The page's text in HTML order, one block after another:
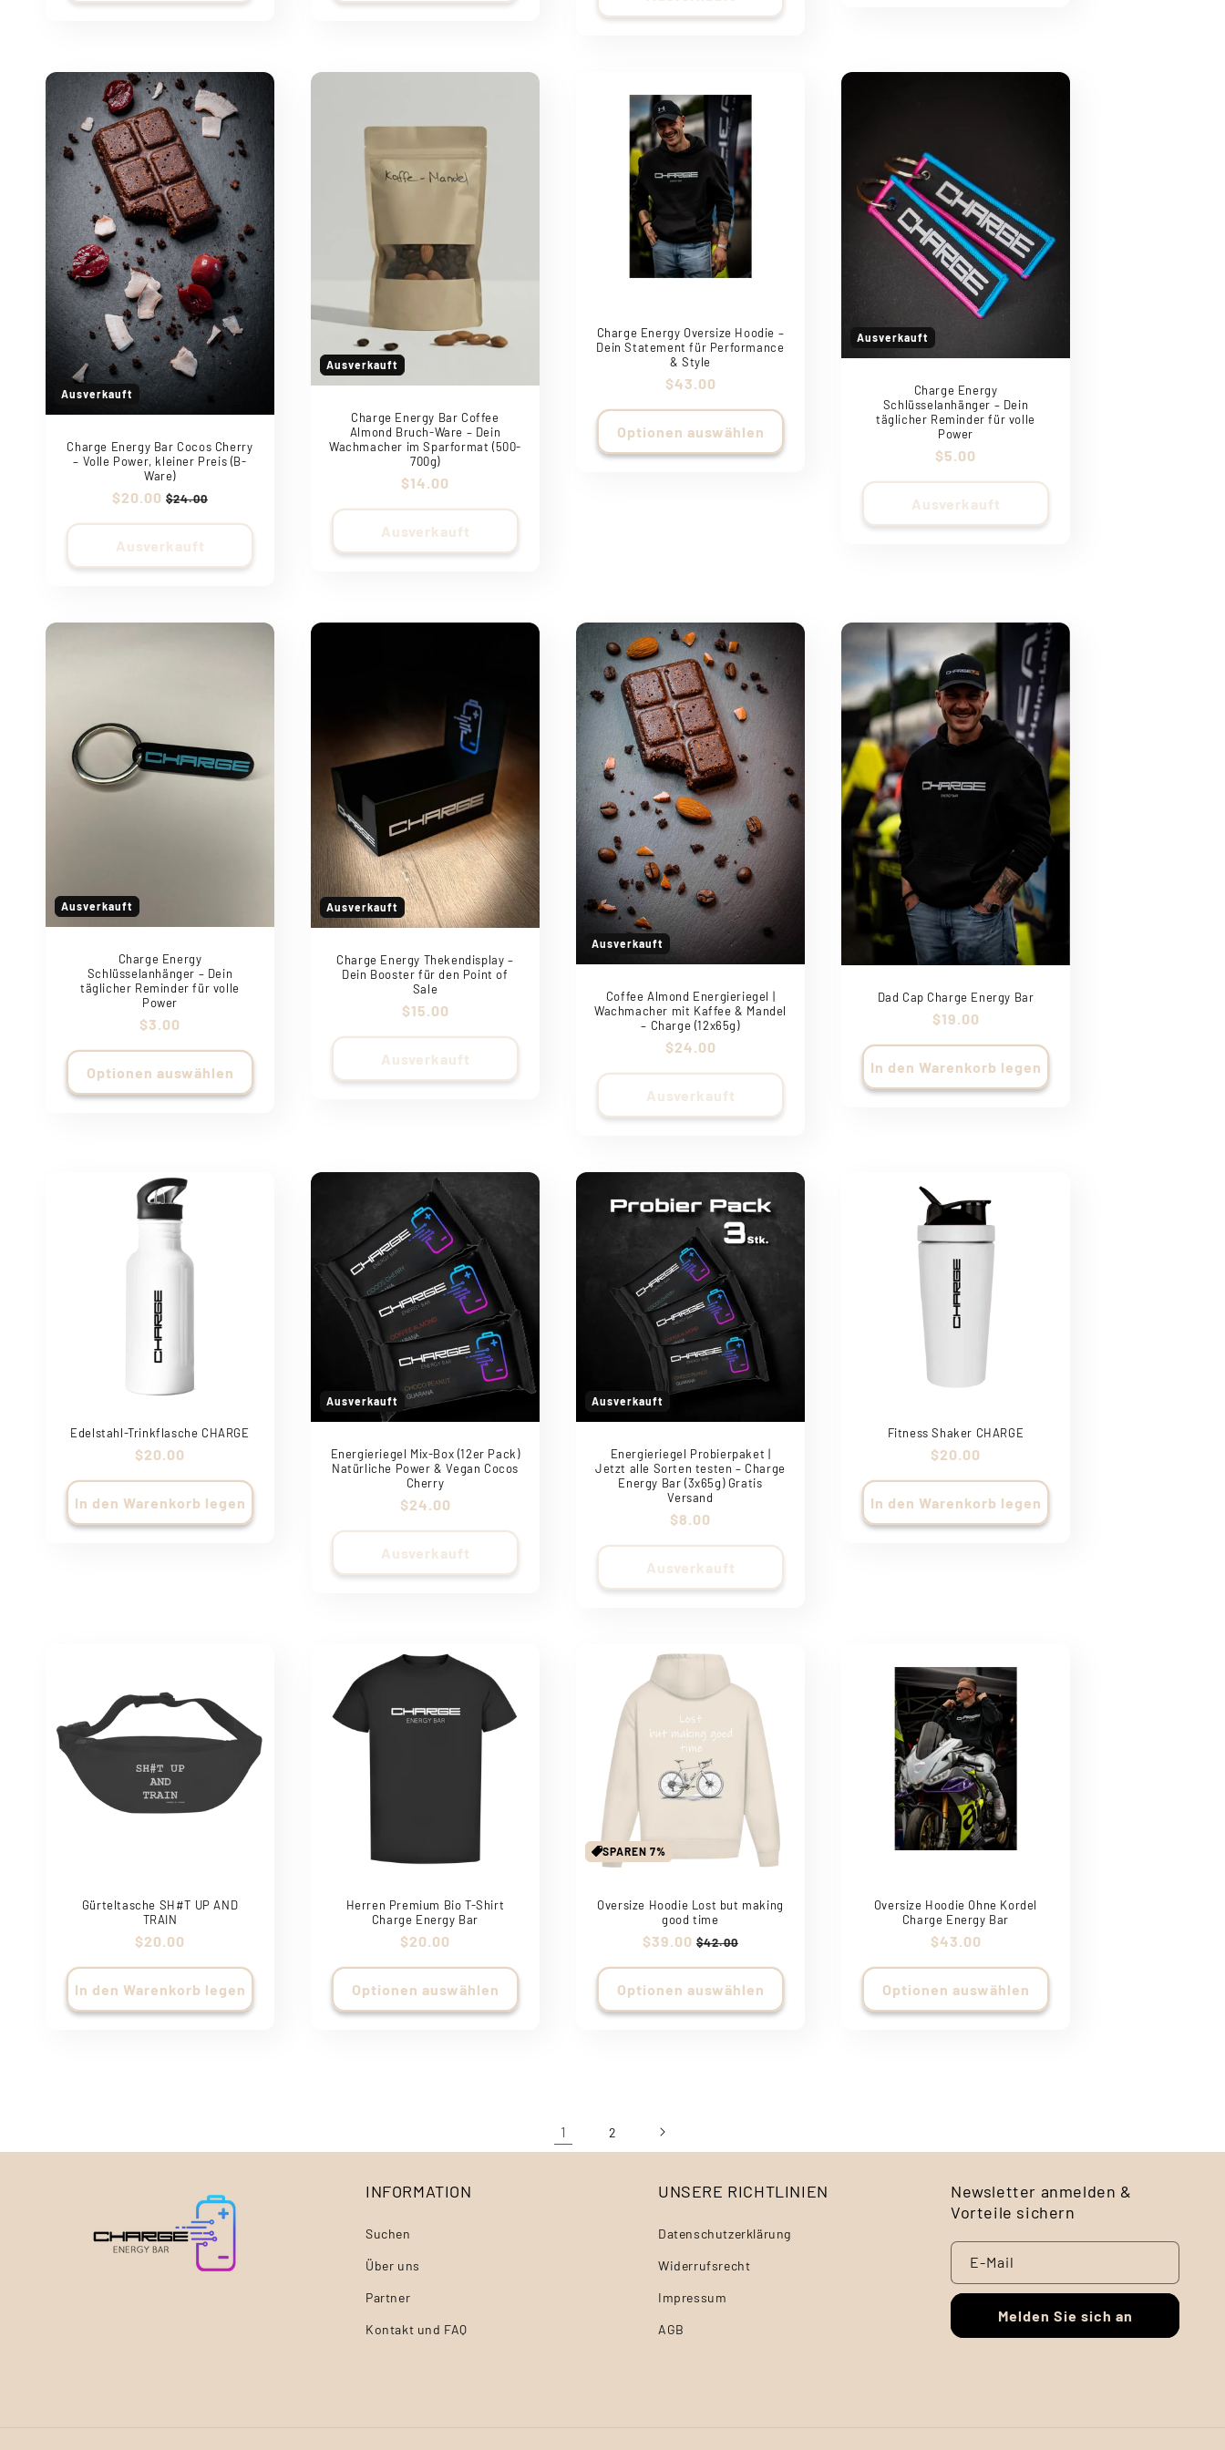
Ausverkauft
Charge Energy Bar Cocos Cherry
– Volle Power, kleiner Preis (B-
Ware)
Verkaufspreis
$20.00 Normaler
$24.00
Ausverkauft
Ausverkauft
Charge Energy Bar Coffee
Almond Bruch-Ware – Dein
Wachmacher im Sparformat (500-
700g)
Normaler
$14.00
Ausverkauft
Charge Energy Oversize Hoodie –
Dein Statement für Performance
& Style
Normaler
$43.00
Optionen auswählen
Ausverkauft
Charge Energy
Schlüsselanhänger – Dein
täglicher Reminder für volle
Power
Normaler
$5.00
Ausverkauft
Ausverkauft
Charge Energy
Schlüsselanhänger – Dein
täglicher Reminder für volle
Power
Normaler
$3.00
Optionen auswählen
Ausverkauft
Charge Energy Thekendisplay –
Dein Booster für den Point of
Sale
Normaler
$15.00
Ausverkauft
Ausverkauft
Coffee Almond Energieriegel |
Wachmacher mit Kaffee & Mandel
– Charge (12x65g)
Normaler
$24.00
Ausverkauft
Dad Cap Charge Energy Bar
Normaler
$19.00
In den Warenkorb legen
Edelstahl-Trinkflasche CHARGE
Normaler
$20.00
In den Warenkorb legen
Ausverkauft
Energieriegel Mix-Box (12er Pack)
Natürliche Power & Vegan Cocos
Cherry
Normaler
$24.00
Ausverkauft
Ausverkauft
Energieriegel Probierpaket |
Jetzt alle Sorten testen – Charge
Energy Bar (3x65g) Gratis
Versand
Normaler
$8.00
Ausverkauft
Fitness Shaker CHARGE
Normaler
$20.00
In den Warenkorb legen
Gürteltasche SH#T UP AND
TRAIN
Normaler
$20.00
In den Warenkorb legen
Herren Premium Bio T-Shirt
Charge Energy Bar
Normaler
$20.00
Optionen auswählen
SPAREN 7%
Oversize Hoodie Lost but making
good time
Verkaufspreis
$39.00 Normaler
$42.00
Optionen auswählen
Oversize Hoodie Ohne Kordel
Charge Energy Bar
Normaler
$43.00
Optionen auswählen
1 2
INFORMATION
Suchen
Über uns
Partner
Kontakt und FAQ
UNSERE RICHTLINIEN
Datenschutzerklärung
Widerrufsrecht
Impressum
AGB
Newsletter anmelden &
Vorteile sichern
E-Mail
Melden Sie sich an